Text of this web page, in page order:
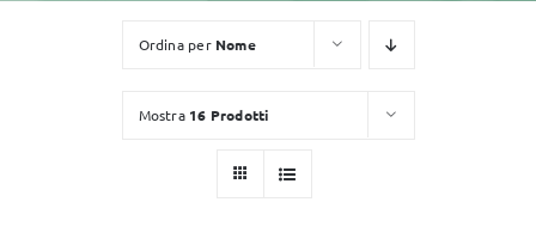
Ordina per Nome
Mostra 16 Prodotti